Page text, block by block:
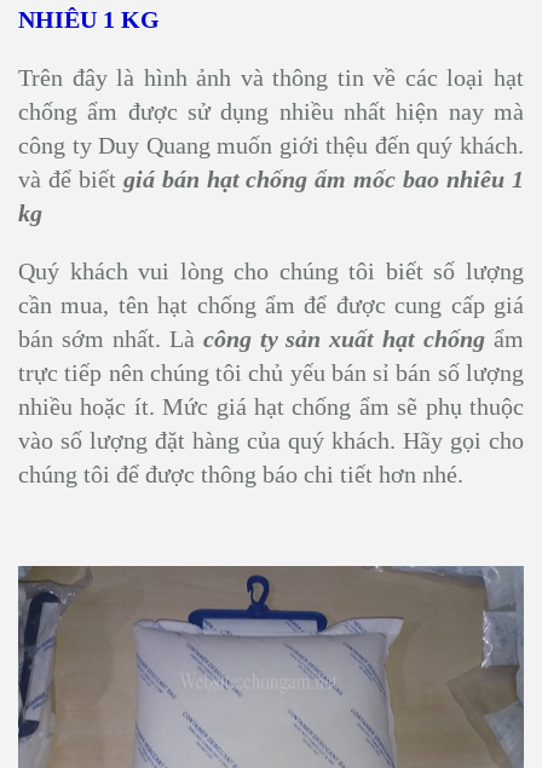
NHIÊU 1 KG
Trên đây là hình ảnh và thông tin về các loại hạt
chống ẩm được sử dụng nhiều nhất hiện nay mà
công ty Duy Quang muốn giới thệu đến quý khách.
và để biết giá bán hạt chống ẩm mốc bao nhiêu 1
kg
Quý khách vui lòng cho chúng tôi biết số lượng
cần mua, tên hạt chống ẩm để được cung cấp giá
bán sớm nhất. Là công ty sản xuất hạt chống ẩm
trực tiếp nên chúng tôi chủ yếu bán sỉ bán số lượng
nhiều hoặc ít. Mức giá hạt chống ẩm sẽ phụ thuộc
vào số lượng đặt hàng của quý khách. Hãy gọi cho
chúng tôi để được thông báo chi tiết hơn nhé.